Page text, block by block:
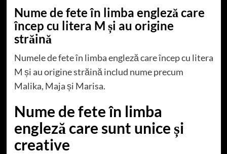
Nume de fete în limba engleză care
încep cu litera M și au origine
străină
Numele de fete în limba engleză care încep cu litera
M și au origine străină includ nume precum
Malika, Maja și Marisa.
Nume de fete în limba
engleză care sunt unice și
creative